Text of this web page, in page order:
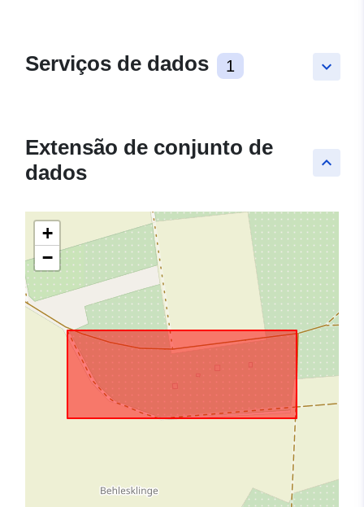
keyboard_arrow_down
Serviços de dados 1
keyboard_arrow_up
Extensão de conjunto de
dados
+
−